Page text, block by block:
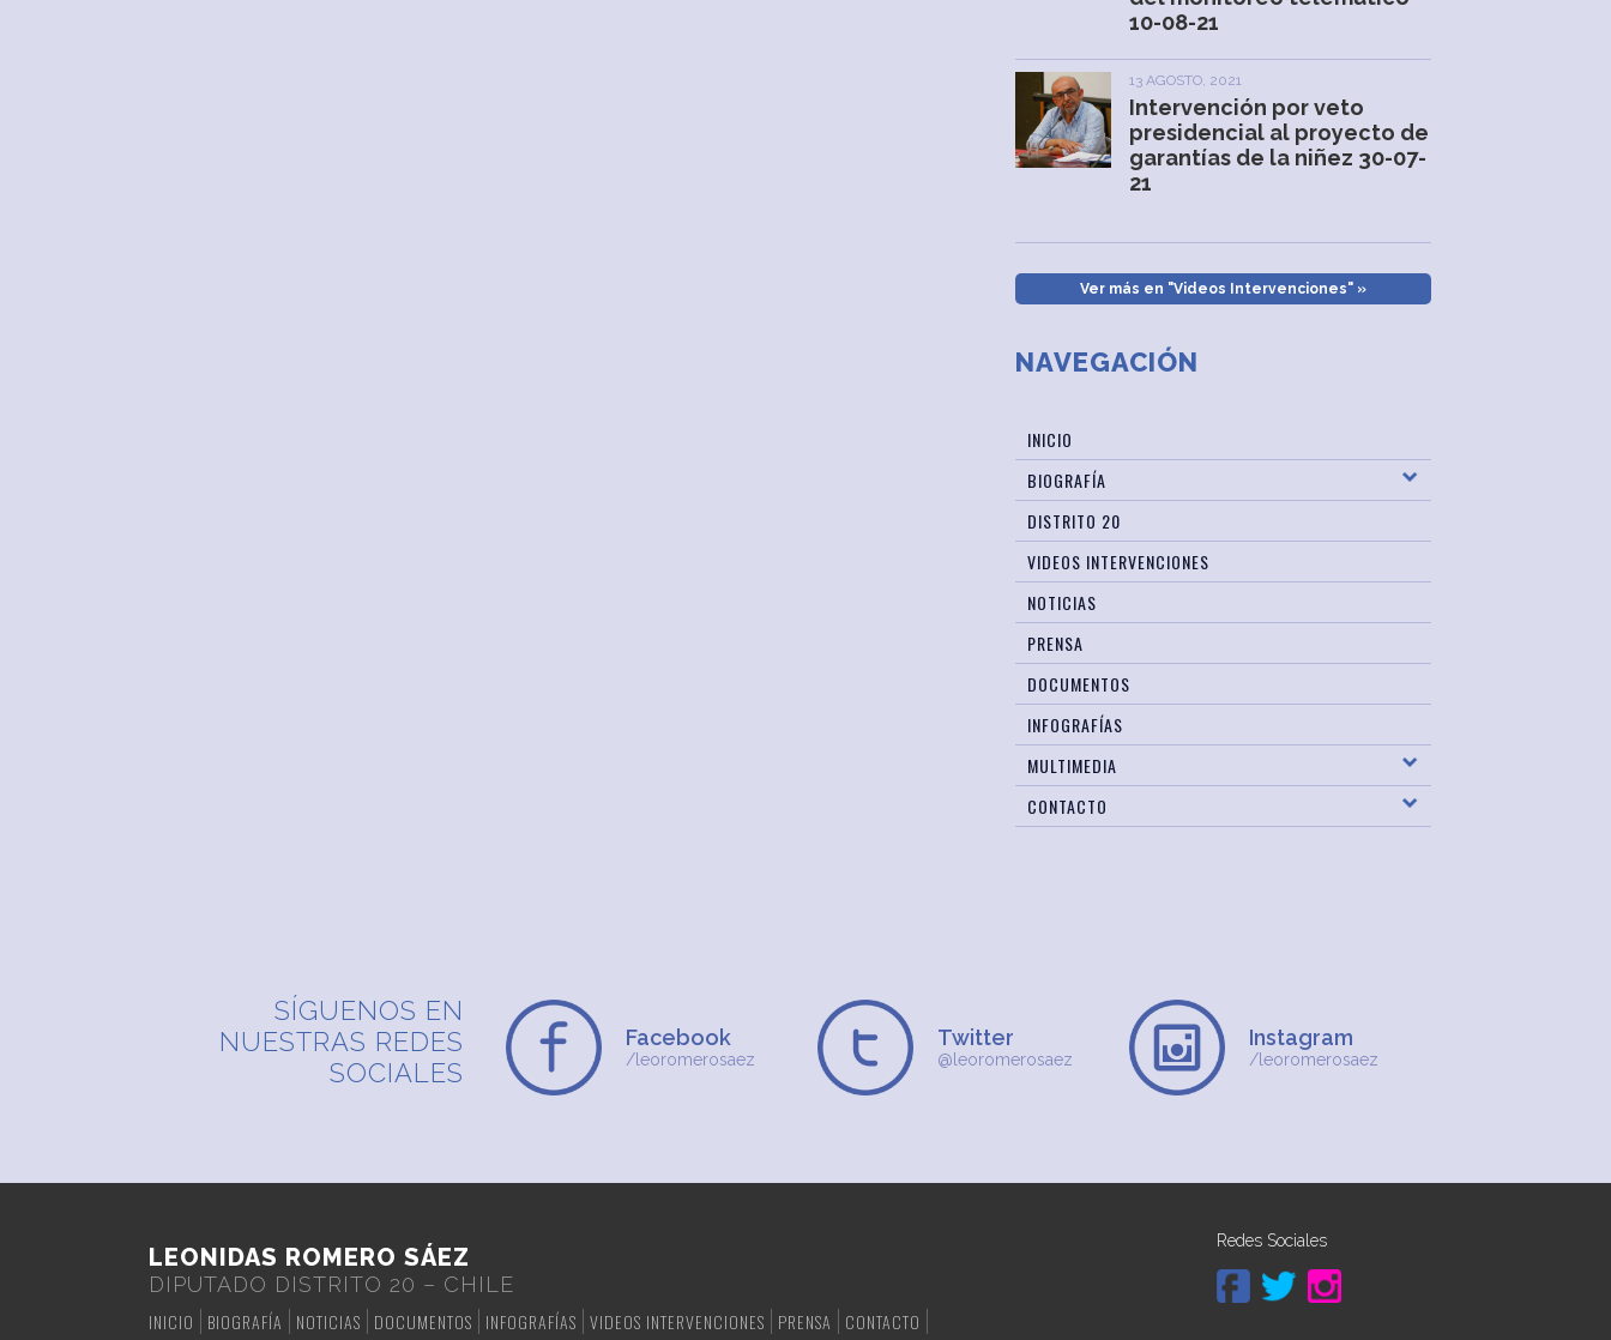
10-08-21
13 AGOSTO, 2021
Intervención por veto
presidencial al proyecto de
garantías de la niñez 30-07-
21
Ver más en "Videos Intervenciones" »
NAVEGACIÓN
INICIO
BIOGRAFÍA
DISTRITO 20
VIDEOS INTERVENCIONES
NOTICIAS
PRENSA
DOCUMENTOS
INFOGRAFÍAS
MULTIMEDIA
CONTACTO
SÍGUENOS EN
NUESTRAS REDES
SOCIALES
Facebook
/leoromerosaez
Twitter
@leoromerosaez
Instagram
/leoromerosaez
LEONIDAS ROMERO SÁEZ
DIPUTADO DISTRITO 20 – CHILE
INICIO
BIOGRAFÍA NOTICIAS DOCUMENTOS INFOGRAFÍAS VIDEOS INTERVENCIONES PRENSA CONTACTO
Redes Sociales